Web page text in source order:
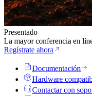
Presentado
La mayor conferencia en
Regístrate ahora
Documentación
Hardware
Contactar con